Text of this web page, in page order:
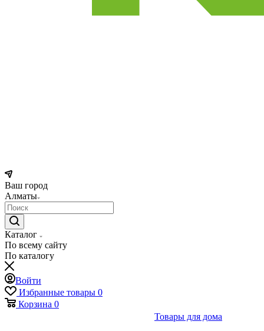
Ваш город
Алматы
Каталог
По всему сайту
По каталогу
Войти
Избранные товары 0
Корзина 0
Товары для дома